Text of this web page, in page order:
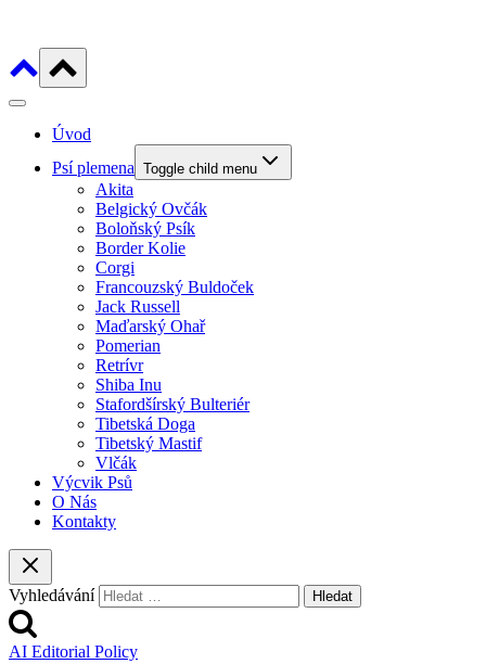
Úvod
Psí plemena Toggle child menu
Akita
Belgický Ovčák
Boloňský Psík
Border Kolie
Corgi
Francouzský Buldoček
Jack Russell
Maďarský Ohař
Pomerian
Retrívr
Shiba Inu
Stafordšírský Bulteriér
Tibetská Doga
Tibetský Mastif
Vlčák
Výcvik Psů
O Nás
Kontakty
Vyhledávání
AI Editorial Policy